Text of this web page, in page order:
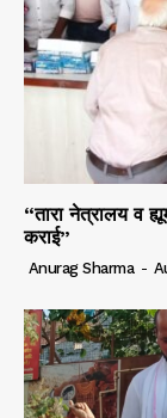
“तारा नेत्रालय व
कराई”
Anurag Sharma -